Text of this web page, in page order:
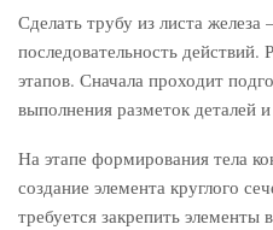
Сделать трубу из листа железа
последовательность действий.
этапов. Сначала проходит
выполнения разметок деталей
На этапе формирования тела
создание элемента круглого
требуется закрепить элементы